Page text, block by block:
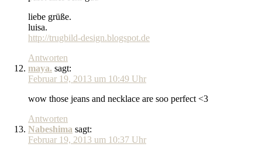
liebe grüße.
luisa.
http://trugbild-design.blogspot.de
Antworten
maya. sagt:
Februar 19, 2013 um 10:49 Uhr
wow those jeans and necklace are soo perfect <3
Antworten
Nabeshima sagt:
Februar 19, 2013 um 10:37 Uhr